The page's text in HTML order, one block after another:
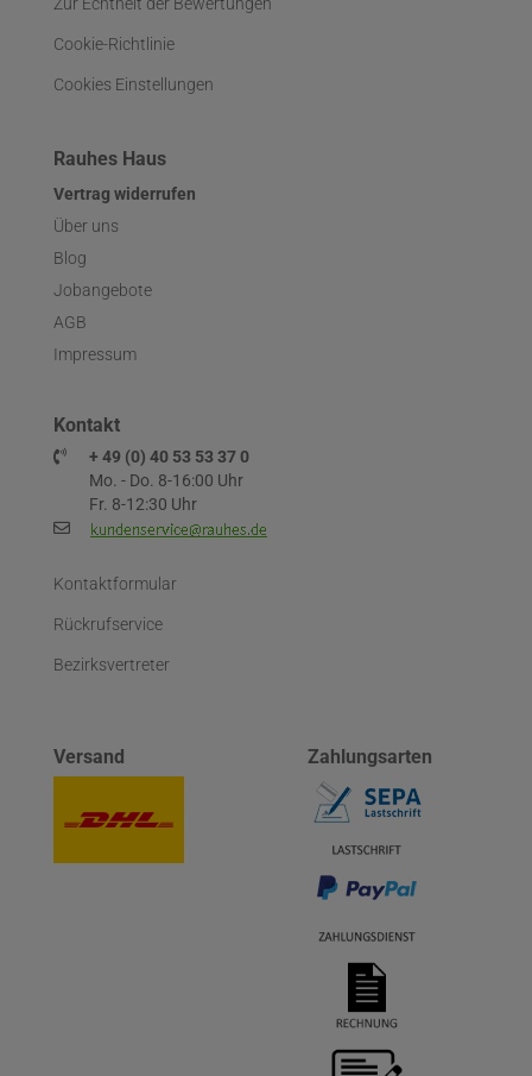
Cookie-Richtlinie
Cookies Einstellungen
Rauhes Haus
Vertrag widerrufen
Über uns
Blog
Jobangebote
AGB
Impressum
Kontakt
+ 49 (0) 40 53 53 37 0
Mo. - Do. 8-16:00 Uhr
Fr. 8-12:30 Uhr
Kontaktformular
Rückrufservice
Bezirksvertreter
Versand Zahlungsarten